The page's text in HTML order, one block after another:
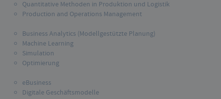
Quantitative Methoden in Produktion und Logistik
Production and Operations Management
Business Analytics (Modellgestützte Planung)
Machine Learning
Simulation
Optimierung
eBusiness
Digitale Geschäftsmodelle